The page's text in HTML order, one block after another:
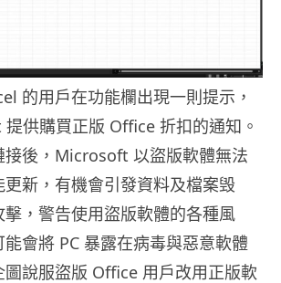
的用戶在功能欄出現一則提示，
供購買正版 Office 折扣的通知。
接後，Microsoft 以盜版軟體無法
新，有機會引發資料及檔案毁
，警告使用盜版軟體的各種風
會將 PC 暴露在病毒與惡意軟體
說服盜版 Office 用戶改用正版軟